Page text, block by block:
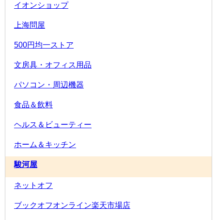
イオンショップ
上海問屋
500円均一ストア
文房具・オフィス用品
パソコン・周辺機器
食品＆飲料
ヘルス＆ビューティー
ホーム＆キッチン
駿河屋
ネットオフ
ブックオフオンライン楽天市場店